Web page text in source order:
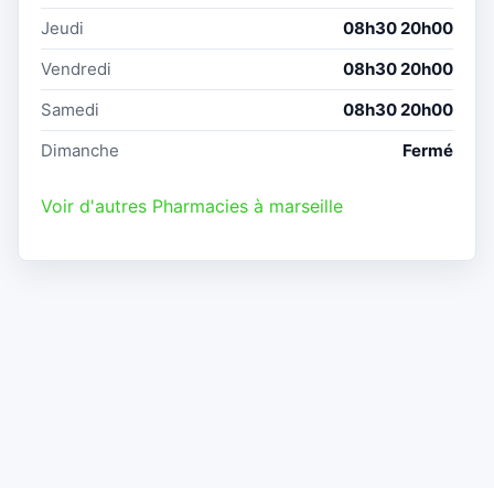
Jeudi
08h30 20h00
Vendredi
08h30 20h00
Samedi
08h30 20h00
Dimanche
Fermé
Voir d'autres Pharmacies à marseille